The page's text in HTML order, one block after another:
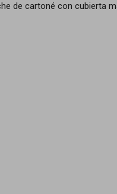
de cartoné con cubierta